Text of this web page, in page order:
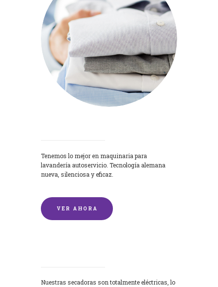
Tenemos lo mejor en maquinaria para
lavandería autoservicio. Tecnología alemana
nueva, silenciosa y eficaz.
VER AHORA
Nuestras secadoras son totalmente eléctricas, lo